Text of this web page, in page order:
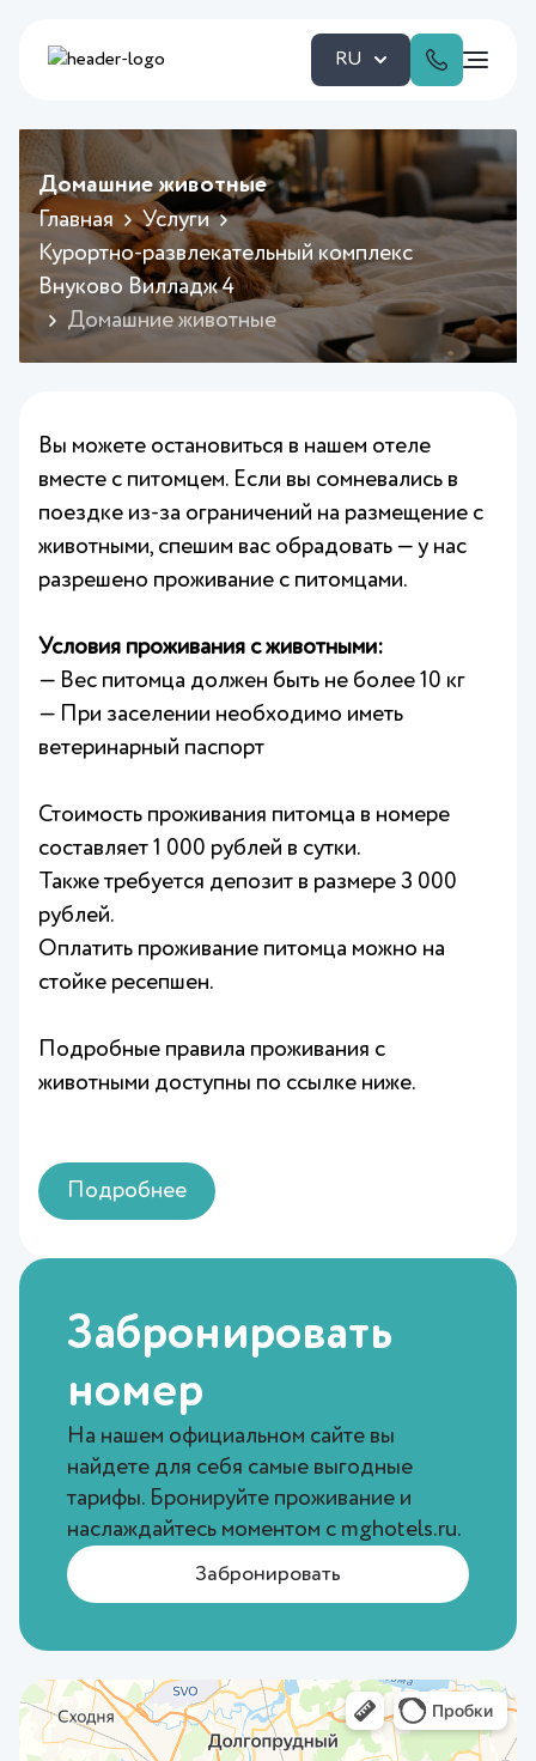
RU
Домашние животные
Главная
Услуги
Курортно-развлекательный комплекс
Внуково Вилладж 4
Домашние животные
Вы можете остановиться в нашем отеле
вместе с питомцем. Если вы сомневались в
поездке из-за ограничений на размещение с
животными, спешим вас обрадовать — у нас
разрешено проживание с питомцами.
Условия проживания с животными:
— Вес питомца должен быть не более 10 кг
— При заселении необходимо иметь
ветеринарный паспорт
Стоимость проживания питомца в номере
составляет 1 000 рублей в сутки.
Также требуется депозит в размере 3 000
рублей.
Оплатить проживание питомца можно на
стойке ресепшен.
Подробные правила проживания с
животными доступны по ссылке ниже.
Подробнее
Забронировать
номер
На нашем официальном сайте вы
найдете для себя самые выгодные
тарифы. Бронируйте проживание и
наслаждайтесь моментом с mghotels.ru.
Забронировать